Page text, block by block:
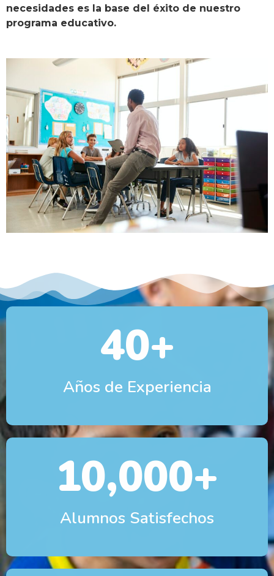
necesidades es la base del éxito de nuestro
programa educativo.
Años de Experiencia
40+
Alumnos Satisfechos
10,000+